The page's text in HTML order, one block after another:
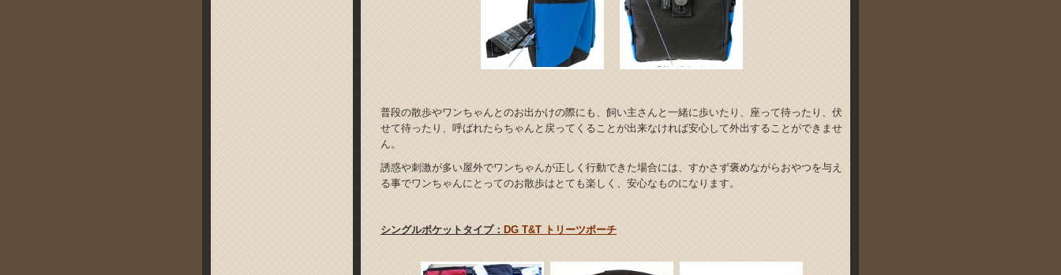
普段の散歩やワンちゃんとのお出かけの際にも、飼い主さんと一緒に歩いたり、座って待ったり、伏
せて待ったり、呼ばれたらちゃんと戻ってくることが出来なければ安心して外出することができませ
ん。
誘惑や刺激が多い屋外でワンちゃんが正しく行動できた場合には、すかさず褒めながらおやつを与え
る事でワンちゃんにとってのお散歩はとても楽しく、安心なものになります。
シングルポケットタイプ： DG T&T トリーツポーチ